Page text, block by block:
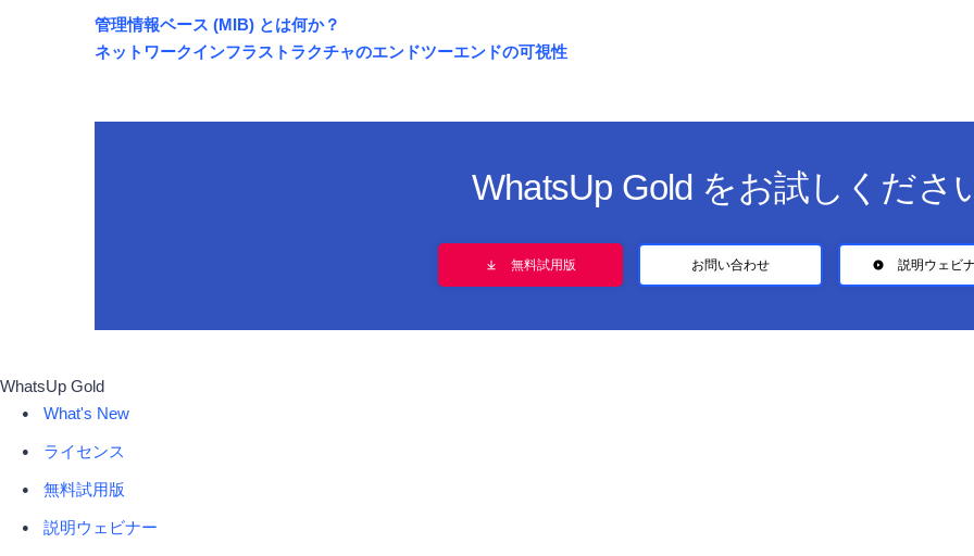
管理情報ベース (MIB) とは何か？
ネットワークインフラストラクチャのエンドツーエンドの可視性
WhatsUp Gold をお試しくださ
無料試用版 お問い合わせ 説明ウェビ
WhatsUp Gold
What's New
ライセンス
無料試用版
説明ウェビナー